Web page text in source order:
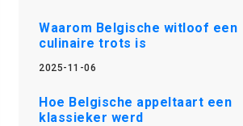
Waarom Belgische witloof een
culinaire trots is
2025-11-06
Hoe Belgische appeltaart een
klassieker werd